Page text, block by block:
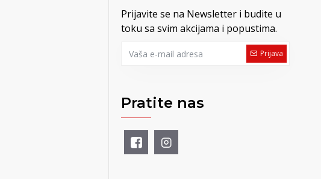
Prijavite se na Newsletter i budite u
toku sa svim akcijama i popustima.
Prijava
Pratite nas